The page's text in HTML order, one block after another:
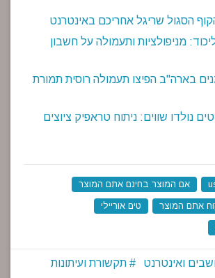
הסגול שריגל אחריכם באינטרנט
מניפולציות ותעמולה על חשבון
בארה"ב הפיצו תעמולה רוסית תמורת
נולדו שווים: ניתוח טראפיק ציוצים
אם המוצר בחינם אתם המוצר
אתם המוצר טים אוריילי
ואינטרנט
תקשורת ועיתונות